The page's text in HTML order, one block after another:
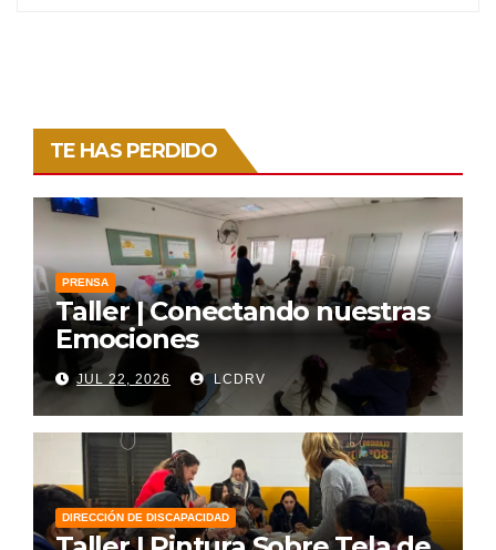
TE HAS PERDIDO
PRENSA
Taller | Conectando nuestras
Emociones
JUL 22, 2026 LCDRV
DIRECCIÓN DE DISCAPACIDAD